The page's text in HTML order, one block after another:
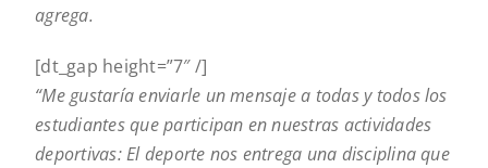
agrega.
[dt_gap height=”7″ /]
“Me gustaría enviarle un mensaje a todas y todos los
estudiantes que participan en nuestras actividades
deportivas: El deporte nos entrega una disciplina que